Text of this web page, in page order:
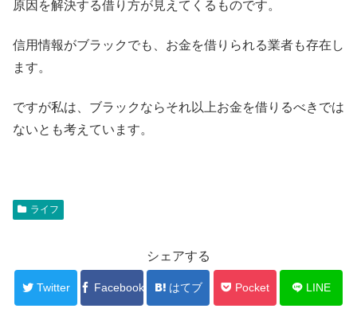
原因を解決する借り方が見えてくるものです。
信用情報がブラックでも、お金を借りられる業者も存在し
ます。
ですが私は、ブラックならそれ以上お金を借りるべきでは
ないとも考えています。
ライフ
シェアする
Twitter Facebook はてブ Pocket LINE